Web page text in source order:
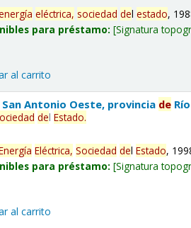
eléctrica, sociedad delestado,
para préstamo: Signatura
al carrito
Antonio Oeste, provincia de
delEstado.
Eléctrica, Sociedad delEstado,
para préstamo: Signatura
al carrito